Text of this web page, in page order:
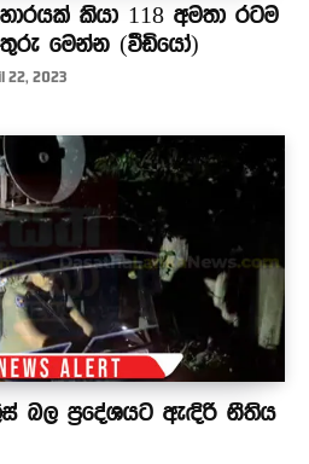
කියා 118 අමතා රටම
මෙන්න (වීඩියෝ)
22, 2023
බල ප්‍රදේශයට ඇඳිරි නීතිය